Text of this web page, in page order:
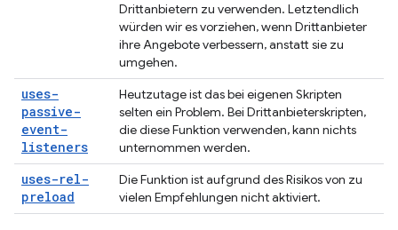
Drittanbietern zu verwenden. Letztendlich
würden wir es vorziehen, wenn Drittanbieter
ihre Angebote verbessern, anstatt sie zu
umgehen.
uses-
passive-
event-
listeners
Heutzutage ist das bei eigenen Skripten
selten ein Problem. Bei Drittanbieterskripten,
die diese Funktion verwenden, kann nichts
unternommen werden.
uses-rel-
preload
Die Funktion ist aufgrund des Risikos von zu
vielen Empfehlungen nicht aktiviert.